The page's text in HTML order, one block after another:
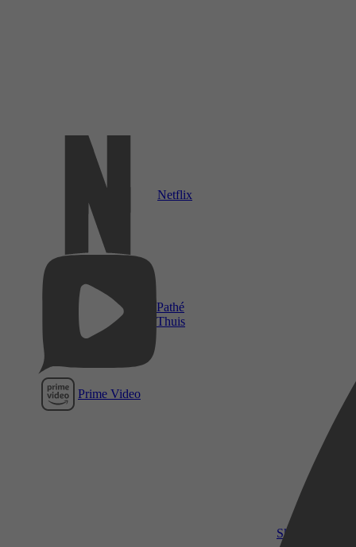
Netflix
Pathé
Thuis
Prime Video
SkyShowtime